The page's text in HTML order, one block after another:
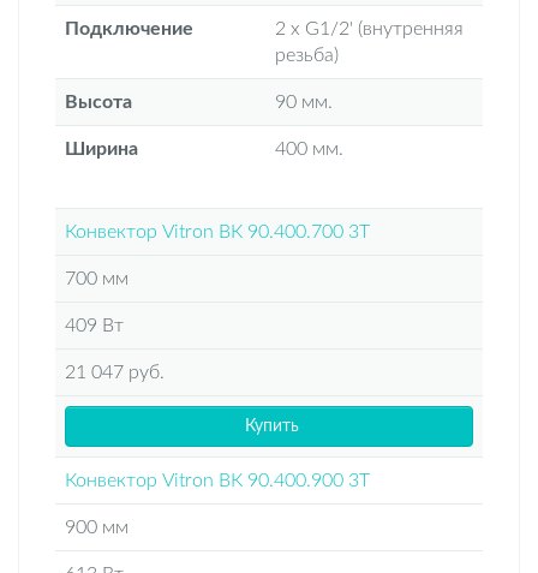
Подключение
2 х G1/2' (внутренняя
резьба)
Высота 90 мм.
Ширина 400 мм.
Конвектор Vitron ВК 90.400.700 3Т
700 мм
409 Вт
21 047 руб.
Купить
Конвектор Vitron ВК 90.400.900 3Т
900 мм